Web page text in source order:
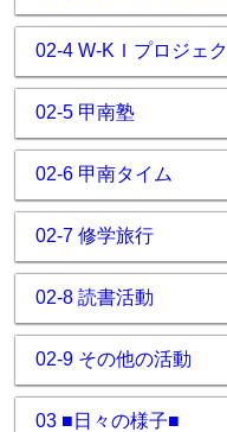
02-4 W-KＩプロジェ
02-5 甲南塾
02-6 甲南タイム
02-7 修学旅行
02-8 読書活動
02-9 その他の活動
03 ■日々の様子■